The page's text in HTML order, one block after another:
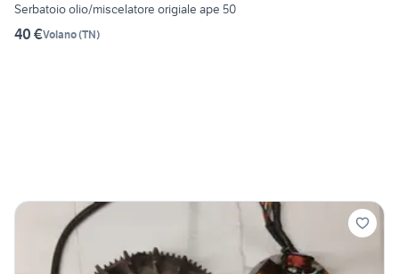
Serbatoio olio/miscelatore origiale ape 50
40 €Volano(TN)